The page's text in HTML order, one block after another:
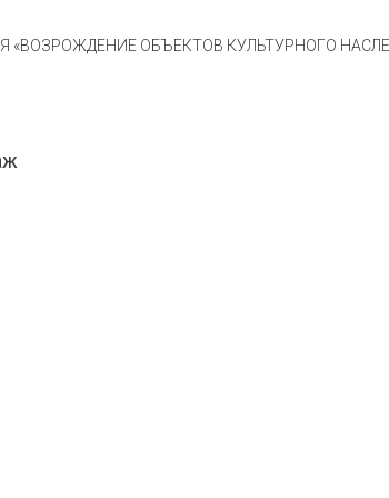
ОБЪЕКТОВ КУЛЬТУРНОГО